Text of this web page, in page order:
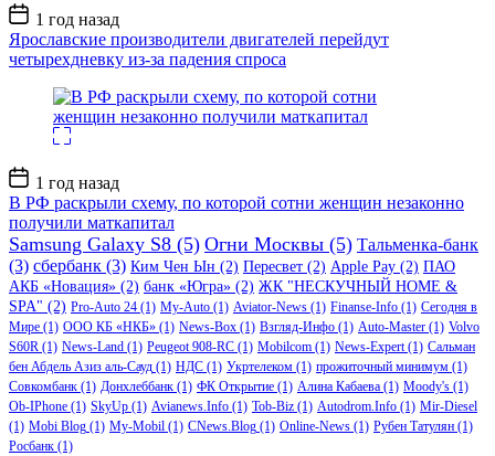
Дата
записи
1 год назад
Ярославские производители двигателей перейдут
четырехдневку из-за падения спроса
Дата
записи
1 год назад
В РФ раскрыли схему, по которой сотни женщин незаконно
получили маткапитал
Samsung Galaxy S8 (5) Огни Москвы (5) Тальменка-банк
(3) сбербанк (3) Ким Чен Ын (2) Пересвет (2) Apple Pay (2) ПАО
АКБ «Новация» (2) банк «Югра» (2) ЖК "НЕСКУЧНЫЙ HOME &
SPA" (2) Pro-Auto 24 (1) My-Auto (1) Aviator-News (1) Finanse-Info (1) Сегодня в
Мире (1) ООО КБ «НКБ» (1) News-Box (1) Взгляд-Инфо (1) Auto-Master (1) Volvo
S60R (1) News-Land (1) Peugeot 908-RC (1) Mobilcom (1) News-Expert(1) Сальман
бен Абдель Азиз аль-Сауд (1) НДС (1) Укртелеком (1) прожиточный минимум (1)
Совкомбанк (1) Донхлеббанк (1) ФК Открытие (1) Алина Кабаева (1) Moody's (1)
Ob-IPhone (1) SkyUp (1) Avianews.Info (1) Tob-Biz (1) Autodrom.Info (1) Mir-Diesel
(1) Mobi Blog (1) My-Mobil (1) CNews.Blog (1) Online-News (1) Рубен Татулян (1)
Росбанк (1)